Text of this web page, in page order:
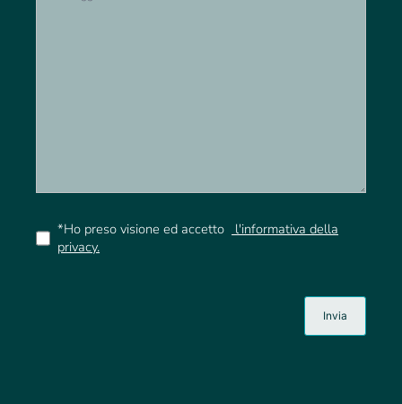
*Ho preso visione ed accetto
l'informativa della
privacy.